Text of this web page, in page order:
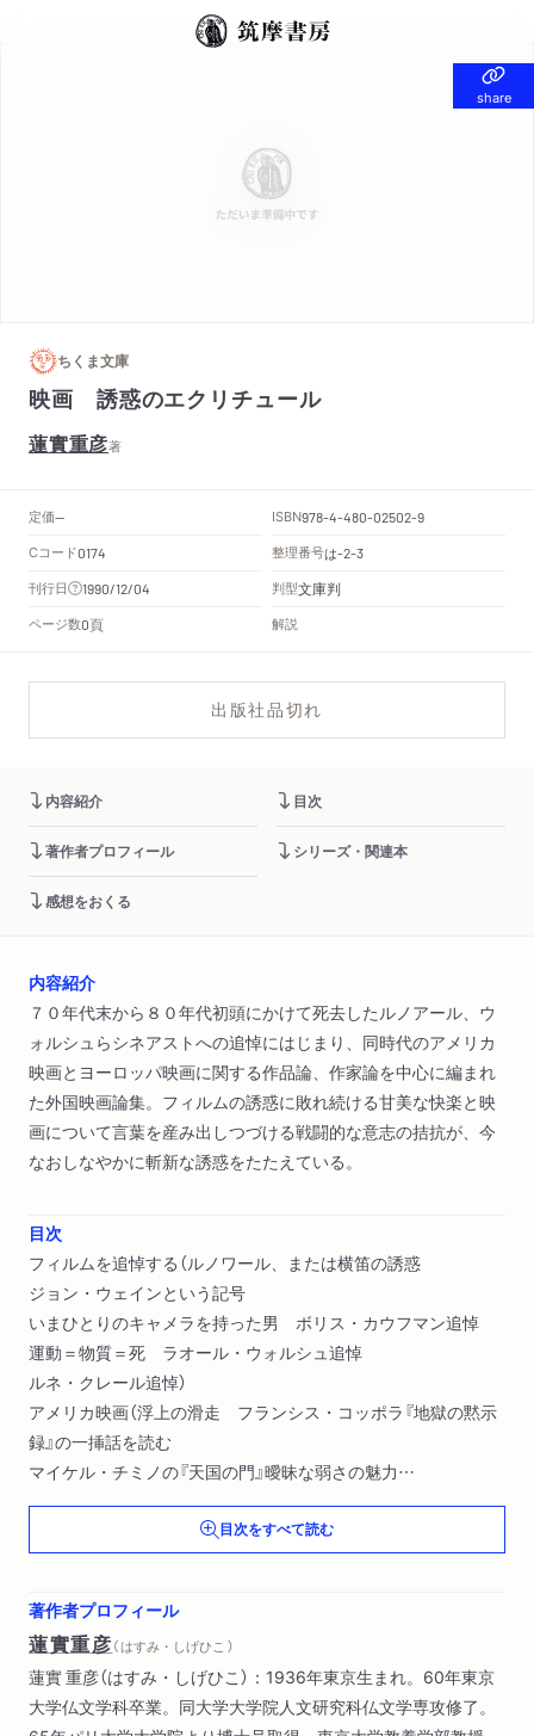
share
share
ちくま文庫
映画 誘惑のエクリチュール
蓮實重彦著
定価-- ISBN978-4-480-02502-9
Cコード0174 整理番号は-2-3
刊行日 1990/12/04 判型文庫判
ページ数0頁 解説
出版社品切れ
内容紹介 目次
著作者プロフィール シリーズ・関連本
感想をおくる
内容紹介
７０年代末から８０年代初頭にかけて死去したルノアール、ウ
ォルシュらシネアストへの追悼にはじまり、同時代のアメリカ
映画とヨーロッパ映画に関する作品論、作家論を中心に編まれ
た外国映画論集。フィルムの誘惑に敗れ続ける甘美な快楽と映
画について言葉を産み出しつづける戦闘的な意志の拮抗が、今
なおしなやかに斬新な誘惑をたたえている。
目次
フィルムを追悼する（ルノワール、または横笛の誘惑
ジョン・ウェインという記号
いまひとりのキャメラを持った男 ボリス・カウフマン追悼
運動＝物質＝死 ラオール・ウォルシュ追悼
ルネ・クレール追悼）
アメリカ映画（浮上の滑走 フランシス・コッポラ『地獄の黙示
録』の一挿話を読む
マイケル・チミノの『天国の門』曖昧な弱さの魅力
ロバート・アルトマンまたは大胆な繊細さ『ウエディング』の自
映画作家クリント・イーストウッド
ヨーロッパ映画（フィルム的磁力の誘惑 フランソワ・トリュフ
ォー論
フェリーニの『カサノバ』または機械の孤独
エルマンノ・オルミの『木靴の樹』
目次をすべて読む
著作者プロフィール
蓮實重彦（ はすみ・しげひこ ）
蓮實 重彦（はすみ・しげひこ）：1936年東京生まれ。60年東京
大学仏文学科卒業。同大学大学院人文研究科仏文学専攻修了。